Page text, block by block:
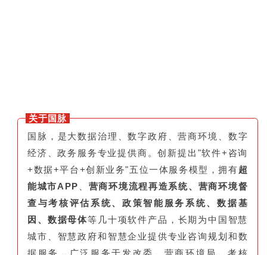
关于国脉
国脉，是大数据治理、数字政府、营商环境、数字
经济、政务服务专业提供商。创新提出"软件+咨询
+数据+平台+创新业务"五位一体服务模型，拥有超
能城市APP
营商环境流程再造系统、营商环境督
查与考核评估系统、政策智能服务系统、数据基
因、数据母体等几十项软件产品，长期为中国智慧
城市、智慧政府和智慧企业提供专业咨询规划和数
据服务，广泛服务于发改委、营商环境局、考核